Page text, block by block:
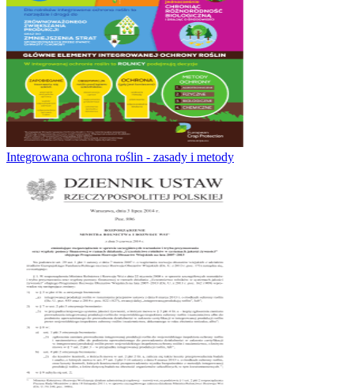
Integrowana ochrona roślin - zasady i metody